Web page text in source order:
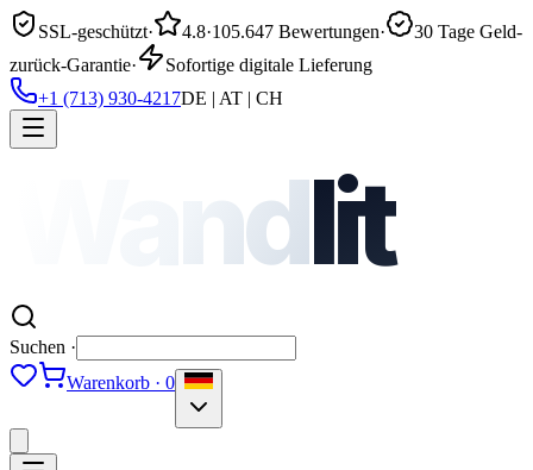
SSL-geschützt· 4.8·105.647 Bewertungen·
30 Tage Geld-
zurück-Garantie·
Sofortige digitale Lieferung
+1 (713) 930-4217DE | AT | CH
Wandlit
Suchen ·
Warenkorb · 0